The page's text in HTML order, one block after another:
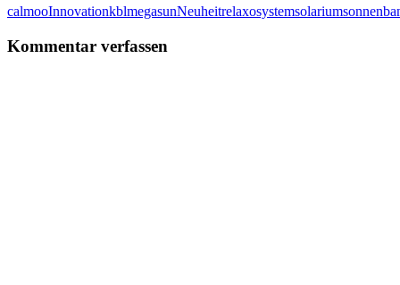
calmooInnovationkblmegasunNeuheitrelaxosystemsolarium
Kommentar verfassen